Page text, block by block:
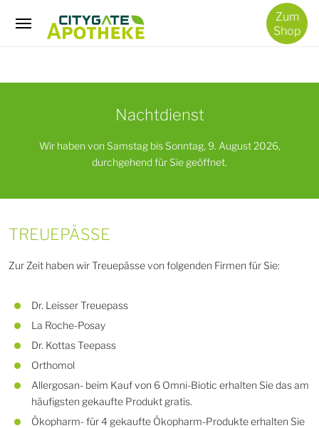
Zum
Shop
Treuepässe
Nachtdienst
Wir haben von Samstag bis Sonntag, 9. August 2026,
durchgehend für Sie geöffnet.
TREUEPÄSSE
Zur Zeit haben wir Treuepässe von folgenden Firmen für Sie:
Dr. Leisser Treuepass
La Roche-Posay
Dr. Kottas Teepass
Orthomol
Allergosan- beim Kauf von 6 Omni-Biotic erhalten Sie das am
häufigsten gekaufte Produkt gratis.
Ökopharm- für 4 gekaufte Ökopharm-Produkte erhalten Sie